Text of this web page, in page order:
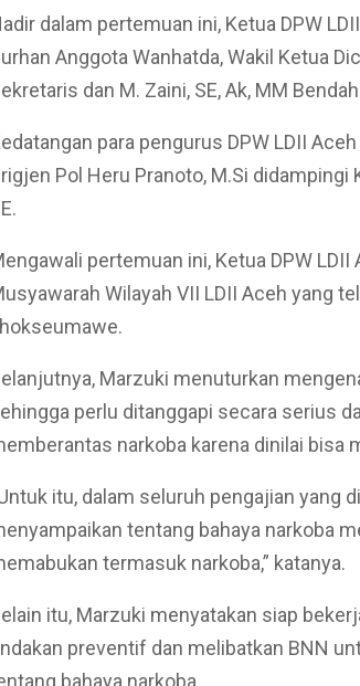
dalam pertemuan ini, Ketua DPW
Anggota Wanhatda, Wakil Ketua
dan M. Zaini, SE, Ak, MM
para pengurus DPW LDII
Pol Heru Pranoto, M.Si didampingi
pertemuan ini, Ketua DPW
Wilayah VII LDII Aceh yang
Marzuki menuturkan
perlu ditanggapi secara serius
narkoba karena dinilai bisa
itu, dalam seluruh pengajian yang
tentang bahaya narkoba
termasuk narkoba,” katanya.
itu, Marzuki menyatakan siap
preventif dan melibatkan BNN
bahaya narkoba.